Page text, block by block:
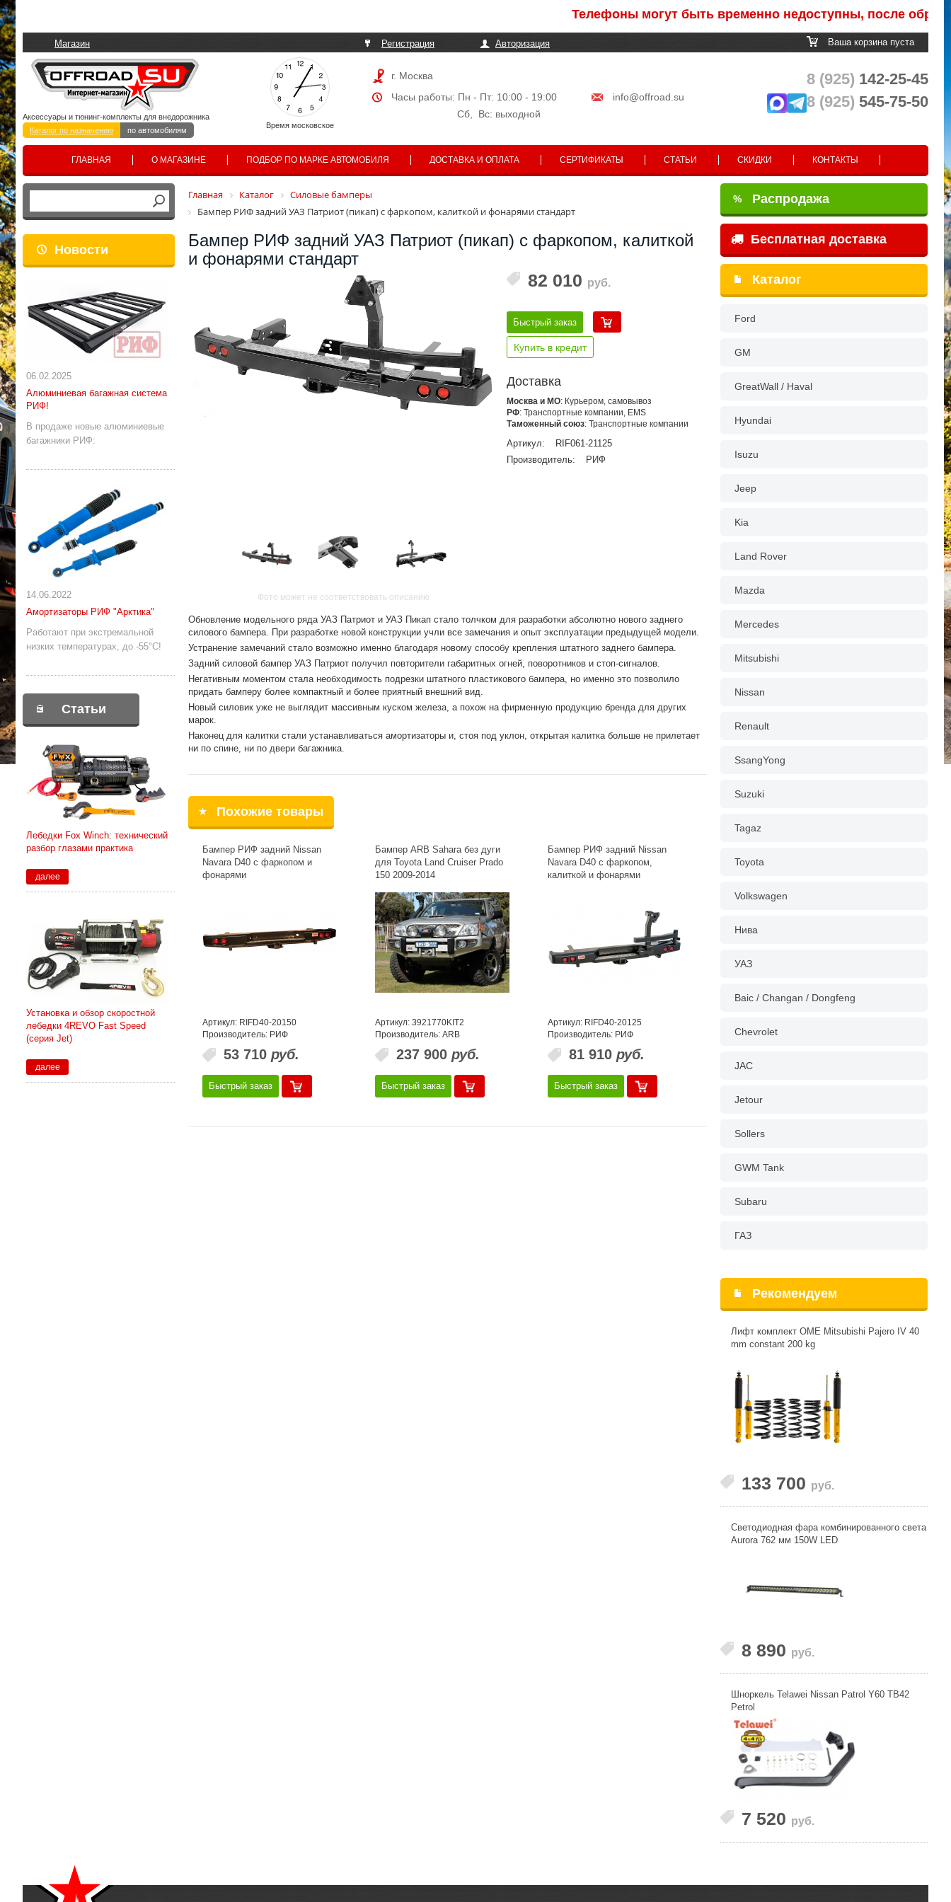
Телефоны могут быть временно недоступны, после обработки
Магазин Регистрация Авторизация Ваша корзина пуста
Время московское
Аксессуары и тюнинг-комплекты для внедорожника
Каталог по назначению
по автомобилям
г. Москва
Часы работы: Пн - Пт: 10:00 - 19:00
info@offroad.su
Сб, Вс: выходной
8 (925) 142-25-45
8 (925) 545-75-50
ГЛАВНАЯ О МАГАЗИНЕ ПОДБОР ПО МАРКЕ АВТОМОБИЛЯ ДОСТАВКА И ОПЛАТА СЕРТИФИКАТЫ СТАТЬИ СКИДКИ КОНТАКТЫ
Новости
06.02.2025
Алюминиевая багажная система
РИФ!
В продаже новые алюминиевые
багажники РИФ:
14.06.2022
Амортизаторы РИФ "Арктика"
Работают при экстремальной
низких температурах, до -55°С!
Статьи
Лебедки Fox Winch: технический
разбор глазами практика
далее
Установка и обзор скоростной
лебедки 4REVO Fast Speed
(серия Jet)
далее
Главная Каталог
Силовые бамперы
Бампер РИФ задний УАЗ Патриот (пикап) с фаркопом, калиткой и фонарями стандарт
Бампер РИФ задний УАЗ Патриот (пикап) с фаркопом, калиткой
и фонарями стандарт
Фото может не соответствовать описанию
82 010 руб.
Быстрый заказ
Купить в кредит
Доставка
Москва и МО: Курьером, самовывоз
РФ: Транспортные компании, EMS
Таможенный союз: Транспортные компании
Артикул:
RIF061-21125
Производитель:
РИФ
Обновление модельного ряда УАЗ Патриот и УАЗ Пикап стало толчком для разработки абсолютно нового заднего
силового бампера. При разработке новой конструкции учли все замечания и опыт эксплуатации предыдущей модели.
Устранение замечаний стало возможно именно благодаря новому способу крепления штатного заднего бампера.
Задний силовой бампер УАЗ Патриот получил повторители габаритных огней, поворотников и стоп-сигналов.
Негативным моментом стала необходимость подрезки штатного пластикового бампера, но именно это позволило
придать бамперу более компактный и более приятный внешний вид.
Новый силовик уже не выглядит массивным куском железа, а похож на фирменную продукцию бренда для других
марок.
Наконец для калитки стали устанавливаться амортизаторы и, стоя под уклон, открытая калитка больше не прилетает
ни по спине, ни по двери багажника.
Похожие товары
Бампер РИФ задний Nissan
Navara D40 с фаркопом и
фонарями
Артикул: RIFD40-20150
Производитель: РИФ
53 710 руб.
Быстрый заказ
Бампер ARB Sahara без дуги
для Toyota Land Cruiser Prado
150 2009-2014
Артикул: 3921770KIT2
Производитель: ARB
237 900 руб.
Быстрый заказ
Бампер РИФ задний Nissan
Navara D40 с фаркопом,
калиткой и фонарями
Артикул: RIFD40-20125
Производитель: РИФ
81 910 руб.
Быстрый заказ
% Распродажа
Бесплатная доставка
Каталог
Ford
GM
GreatWall / Haval
Hyundai
Isuzu
Jeep
Kia
Land Rover
Mazda
Mercedes
Mitsubishi
Nissan
Renault
SsangYong
Suzuki
Tagaz
Toyota
Volkswagen
Нива
УАЗ
Baic / Changan / Dongfeng
Chevrolet
JAC
Jetour
Sollers
GWM Tank
Subaru
ГАЗ
Рекомендуем
Лифт комплект OME Mitsubishi Pajero IV 40
mm constant 200 kg
133 700 руб.
Светодиодная фара комбинированного света
Aurora 762 мм 150W LED
8 890 руб.
Шноркель Telawei Nissan Patrol Y60 TB42
Petrol
7 520 руб.